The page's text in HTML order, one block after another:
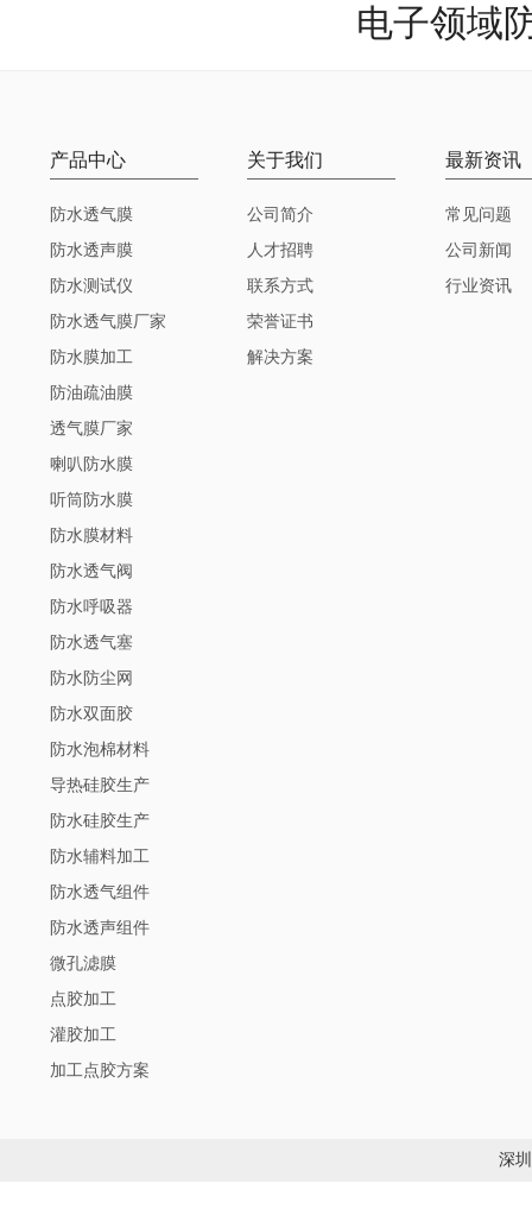
电子领域
产品中心
防水透气膜
防水透声膜
防水测试仪
防水透气膜厂家
防水膜加工
防油疏油膜
透气膜厂家
喇叭防水膜
听筒防水膜
防水膜材料
防水透气阀
防水呼吸器
防水透气塞
防水防尘网
防水双面胶
防水泡棉材料
导热硅胶生产
防水硅胶生产
防水辅料加工
防水透气组件
防水透声组件
微孔滤膜
点胶加工
灌胶加工
加工点胶方案
关于我们
公司简介
人才招聘
联系方式
荣誉证书
解决方案
最新资讯
常见问题
公司新闻
行业资讯
深